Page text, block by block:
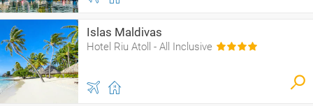
Islas Maldivas
Hotel Riu Atoll - All Inclusive